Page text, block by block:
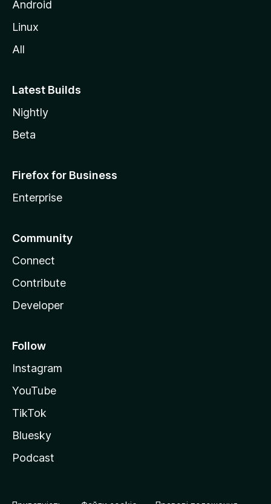
Android
Linux
All
Latest Builds
Nightly
Beta
Firefox for Business
Enterprise
Community
Connect
Contribute
Developer
Follow
Instagram
YouTube
TikTok
Bluesky
Podcast